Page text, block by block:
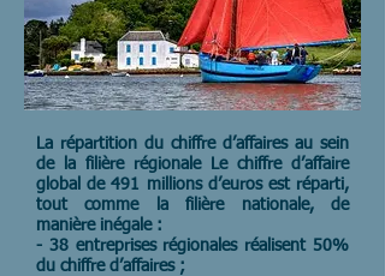
La répartition du chiffre d’affaires au sein
de la filière régionale Le chiffre d’affaire
global de 491 millions d’euros est réparti,
tout comme la filière nationale, de
manière inégale :
- 38 entreprises régionales réalisent 50%
du chiffre d’affaires ;